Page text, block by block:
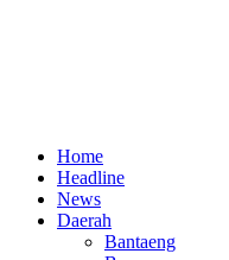
Home
Headline
News
Daerah
Bantaeng